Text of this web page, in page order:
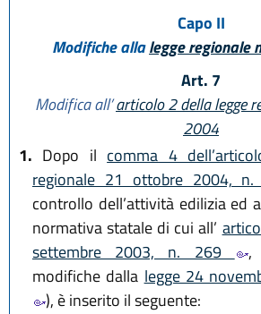
Capo II
Modifiche allalegge regionale
Art. 7
Modifica all’articolo 2 della legge
2004
1. Dopo il comma 4
regionale 21 ottobre 2004,
controllo dell’attività edilizia ed
normativa statale di cui all’
settembre 2003, n. 269
,
modifiche dalla legge 24
), è inserito il seguente: